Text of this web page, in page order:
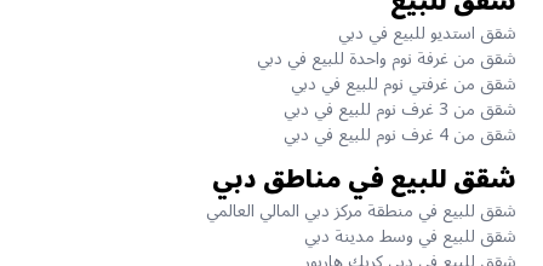
شقق استديو للبيع في دبي
شقق من غرفة نوم واحدة للبيع في دبي
شقق من غرفتي نوم للبيع في دبي
شقق من 3 غرف نوم للبيع في دبي
شقق من 4 غرف نوم للبيع في دبي
شقق للبيع في مناطق دبي
شقق للبيع في منطقة مركز دبي المالي العالمي
شقق للبيع في وسط مدينة دبي